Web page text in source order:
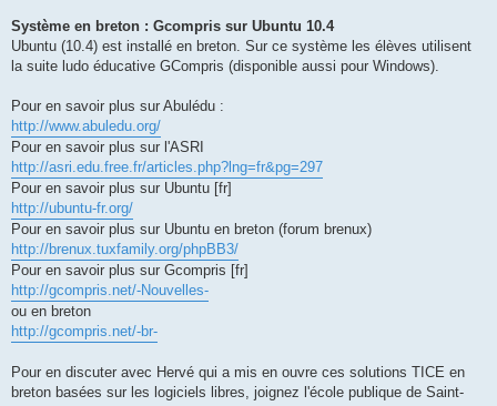
Système en breton : Gcompris sur Ubuntu 10.4
Ubuntu (10.4) est installé en breton. Sur ce système les élèves utilisent
la suite ludo éducative GCompris (disponible aussi pour Windows).
Pour en savoir plus sur Abulédu :
http://www.abuledu.org/
Pour en savoir plus sur l'ASRI
http://asri.edu.free.fr/articles.php?lng=fr&pg=297
Pour en savoir plus sur Ubuntu [fr]
http://ubuntu-fr.org/
Pour en savoir plus sur Ubuntu en breton (forum brenux)
http://brenux.tuxfamily.org/phpBB3/
Pour en savoir plus sur Gcompris [fr]
http://gcompris.net/-Nouvelles-
ou en breton
http://gcompris.net/-br-
Pour en discuter avec Hervé qui a mis en ouvre ces solutions TICE en
breton basées sur les logiciels libres, joignez l'école publique de Saint-